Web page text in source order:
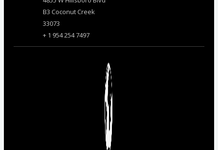
B3 Coconut Creek
33073
+ 1 954 254 7497